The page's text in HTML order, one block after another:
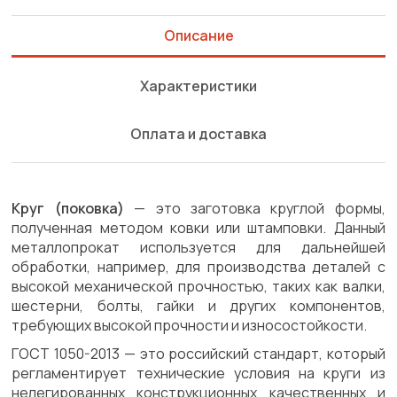
Описание
Характеристики
Оплата и доставка
Круг (поковка) — это заготовка круглой формы,
полученная методом ковки или штамповки. Данный
металлопрокат используется для дальнейшей
обработки, например, для производства деталей с
высокой механической прочностью, таких как валки,
шестерни, болты, гайки и других компонентов,
требующих высокой прочности и износостойкости.
ГОСТ 1050-2013 — это российский стандарт, который
регламентирует технические условия на круги из
нелегированных конструкционных качественных и